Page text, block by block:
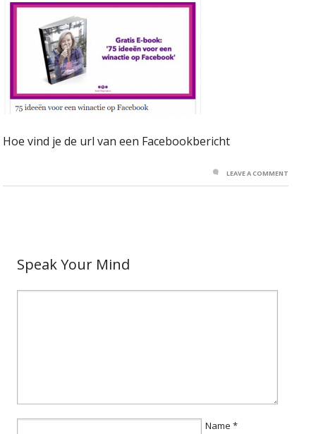
Hoe vind je de url van een Facebookbericht
LEAVE A COMMENT
Speak Your Mind
Name *